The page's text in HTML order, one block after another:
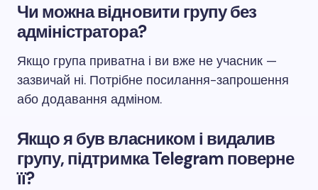
Чи можна відновити групу без
адміністратора?
Якщо група приватна і ви вже не учасник —
зазвичай ні. Потрібне посилання-запрошення
або додавання адміном.
Якщо я був власником і видалив
групу, підтримка Telegram поверне
її?